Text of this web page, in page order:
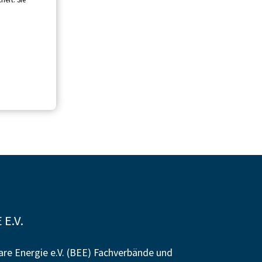
Energie e.V. (BEE) Fachverbände und